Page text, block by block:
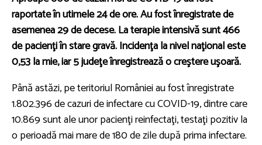
raportate în utimele 24 de ore. Au fost înregistrate de
asemenea 29 de decese. La terapie intensivă sunt 466
de pacienţi în stare gravă. Incidenţa la nivel naţional este
0,53 la mie, iar 5 judeţe înregistrează o creştere uşoară.
Până astăzi, pe teritoriul României au fost înregistrate
1.802.396 de cazuri de infectare cu COVID-19, dintre care
10.869 sunt ale unor pacienţi reinfectaţi, testaţi pozitiv la
o perioadă mai mare de 180 de zile după prima infectare.